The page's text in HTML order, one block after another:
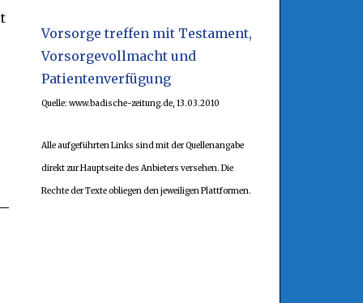
Vorsorge treffen mit Testament,
Vorsorgevollmacht und
Patientenverfügung
Quelle: www.badische-zeitung.de, 13.03.2010
Alle aufgeführten Links sind mit der Quellenangabe
direkt zur Hauptseite des Anbieters versehen. Die
Rechte der Texte obliegen den jeweiligen Plattformen.